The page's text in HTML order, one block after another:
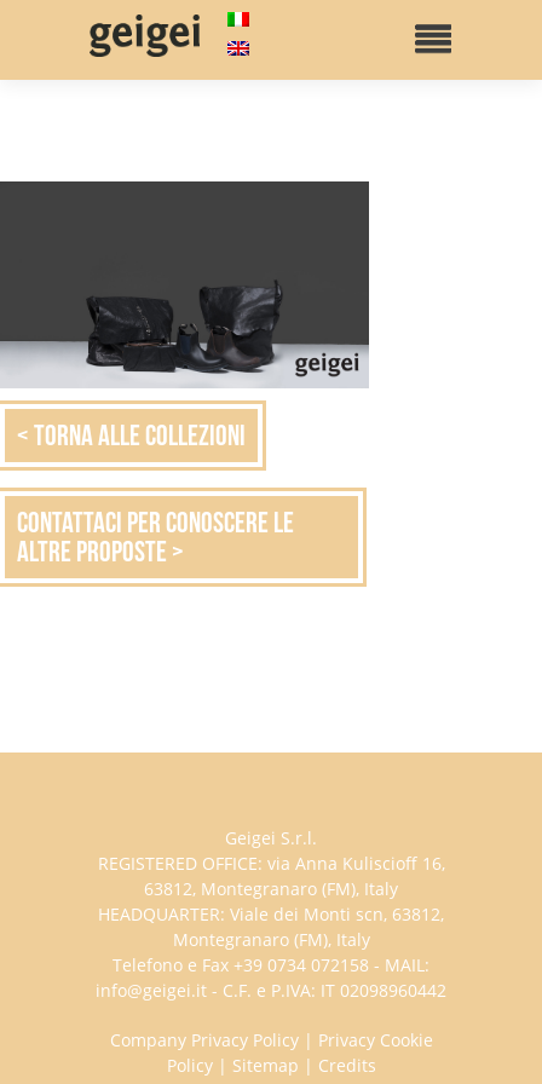
< Torna alle collezioni
Contattaci per conoscere le
altre proposte >
Geigei S.r.l.
REGISTERED OFFICE: via Anna Kuliscioff 16,
63812, Montegranaro (FM), Italy
HEADQUARTER: Viale dei Monti scn, 63812,
Montegranaro (FM), Italy
Telefono e Fax +39 0734 072158 - MAIL:
info@geigei.it - C.F. e P.IVA: IT 02098960442
Company Privacy Policy| Privacy Cookie
Policy| Sitemap | Credits